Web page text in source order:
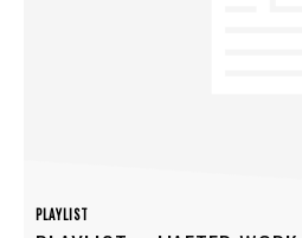
PLAYLIST